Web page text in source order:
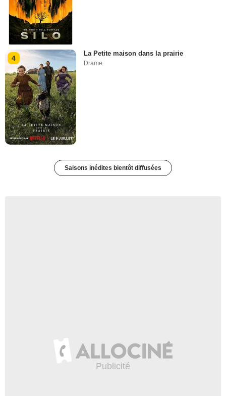
4
La Petite maison dans la prairie
Drame
Saisons inédites bientôt diffusées